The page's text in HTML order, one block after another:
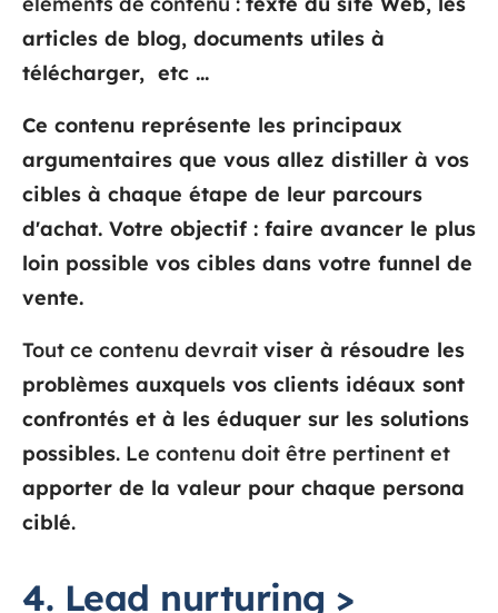
articles de blog, documents utiles à
télécharger, etc ...
Ce contenu représente les principaux
argumentaires que vous allez distiller à vos
cibles à chaque étape de leur parcours
d'achat. Votre objectif : faire avancer le plus
loin possible vos cibles dans votre funnel de
vente.
Tout ce contenu devrait viser à résoudre les
problèmes auxquels vos clients idéaux sont
confrontés et à les éduquer sur les solutions
possibles. Le contenu doit être pertinent et
apporter de la valeur pour chaque persona
ciblé.
4. Lead nurturing >